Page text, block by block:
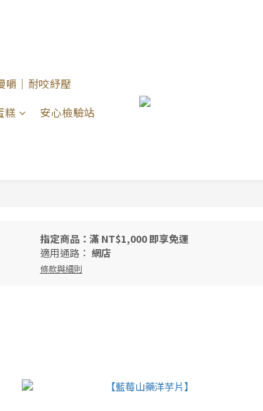
嚼｜耐咬紓壓
糕
安心檢驗站
指定商品：滿 NT$1,000 即享免運
適用通路： 網店
條款與細則